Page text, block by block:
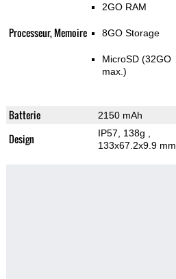
Processeur, Memoire
2GO RAM
8GO Storage
MicroSD (32GO
max.)
Batterie 2150 mAh
Design IP57, 138g
133x67.2x9.9 mm